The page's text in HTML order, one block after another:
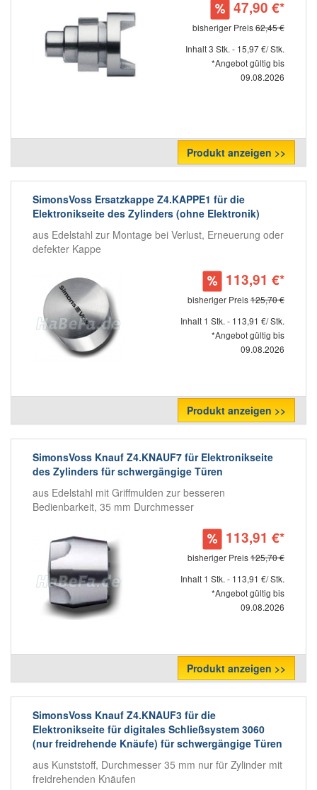
47,90 €*
bisheriger Preis62,45 €
Inhalt 3 Stk. - 15,97 €/ Stk.
*Angebot gültig bis
09.08.2026
Produkt anzeigen >>
SimonsVoss Ersatzkappe Z4.KAPPE1 für die
Elektronikseite des Zylinders (ohne Elektronik)
aus Edelstahl zur Montage bei Verlust, Erneuerung oder
defekter Kappe
113,91 €*
bisheriger Preis125,70 €
Inhalt 1 Stk. - 113,91 €/ Stk.
*Angebot gültig bis
09.08.2026
Produkt anzeigen >>
SimonsVoss Knauf Z4.KNAUF7 für Elektronikseite
des Zylinders für schwergängige Türen
aus Edelstahl mit Griffmulden zur besseren
Bedienbarkeit, 35 mm Durchmesser
113,91 €*
bisheriger Preis125,70 €
Inhalt 1 Stk. - 113,91 €/ Stk.
*Angebot gültig bis
09.08.2026
Produkt anzeigen >>
SimonsVoss Knauf Z4.KNAUF3 für die
Elektronikseite für digitales Schließsystem 3060
(nur freidrehende Knäufe) für schwergängige Türen
aus Kunststoff, Durchmesser 35 mm nur für Zylinder mit
freidrehenden Knäufen